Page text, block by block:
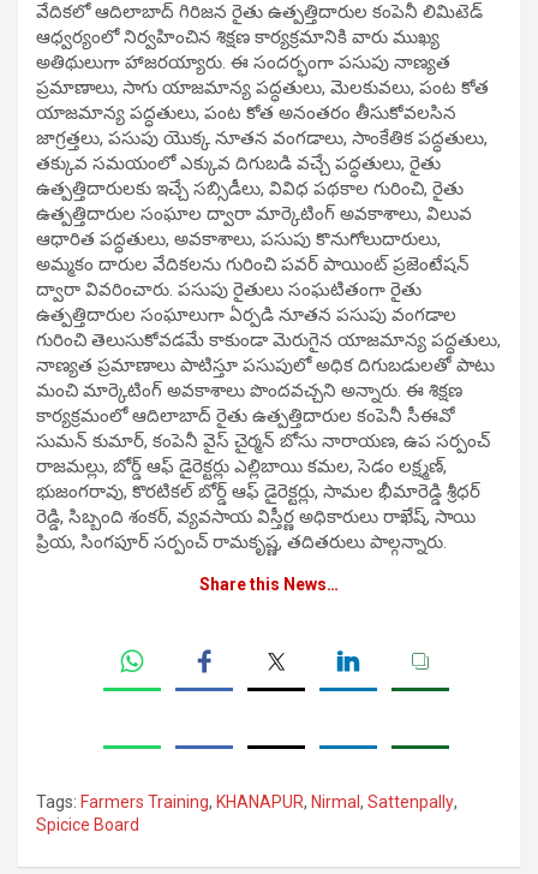
వేదికలో ఆదిలాబాద్ గిరిజన రైతు ఉత్పత్తిదారుల కంపెనీ లిమిటెడ్
ఆధ్వర్యంలో నిర్వహించిన శిక్షణ కార్యక్రమానికి వారు ముఖ్య
అతిథులుగా హాజరయ్యారు. ఈ సందర్భంగా పసుపు నాణ్యత
ప్రమాణాలు, సాగు యాజమాన్య పద్ధతులు, మెలకువలు, పంట కోత
యాజమాన్య పద్ధతులు, పంట కోత అనంతరం తీసుకోవలసిన
జాగ్రత్తలు, పసుపు యొక్క నూతన వంగడాలు, సాంకేతిక పద్ధతులు,
తక్కువ సమయంలో ఎక్కువ దిగుబడి వచ్చే పద్ధతులు, రైతు
ఉత్పత్తిదారులకు ఇచ్చే సబ్సిడీలు, వివిధ పథకాల గురించి, రైతు
ఉత్పత్తిదారుల సంఘాల ద్వారా మార్కెటింగ్ అవకాశాలు, విలువ
ఆధారిత పద్ధతులు, అవకాశాలు, పసుపు కొనుగోలుదారులు,
అమ్మకం దారుల వేదికలను గురించి పవర్ పాయింట్ ప్రజెంటేషన్
ద్వారా వివరించారు. పసుపు రైతులు సంఘటితంగా రైతు
ఉత్పత్తిదారుల సంఘాలుగా ఏర్పడి నూతన పసుపు వంగడాల
గురించి తెలుసుకోవడమే కాకుండా మెరుగైన యాజమాన్య పద్ధతులు,
నాణ్యత ప్రమాణాలు పాటిస్తూ పసుపులో అధిక దిగుబడులతో పాటు
మంచి మార్కెటింగ్ అవకాశాలు పొందవచ్చని అన్నారు. ఈ శిక్షణ
కార్యక్రమంలో ఆదిలాబాద్ రైతు ఉత్పత్తిదారుల కంపెనీ సీఈవో
సుమన్ కుమార్, కంపెనీ వైస్ చైర్మన్ బోసు నారాయణ, ఉప సర్పంచ్
రాజమల్లు, బోర్డ్ ఆఫ్ డైరెక్టర్లు ఎల్లిబాయి కమల, సెడం లక్ష్మణ్,
భుజంగరావు, కొరటికల్ బోర్డ్ ఆఫ్ డైరెక్టర్లు, సామల భీమారెడ్డి శ్రీధర్
రెడ్డి, సిబ్బంది శంకర్, వ్యవసాయ విస్తీర్ణ అధికారులు రాఖేష్, సాయి
ప్రియ, సింగపూర్ సర్పంచ్ రామకృష్ణ, తదితరులు పాల్గన్నారు.
Share this News…
Tags: Farmers Training, KHANAPUR, Nirmal , Sattenpally,
Spicice Board